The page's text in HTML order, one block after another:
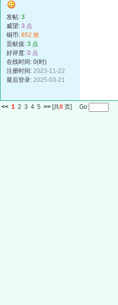
发帖: 3
威望: 3 点
铜币: 652 枚
贡献值: 3 点
好评度: 0 点
在线时间: 0(时)
注册时间: 2023-11-22
最后登录: 2025-03-21
<< 1 2 3 4 5 >> [共8 页] Go